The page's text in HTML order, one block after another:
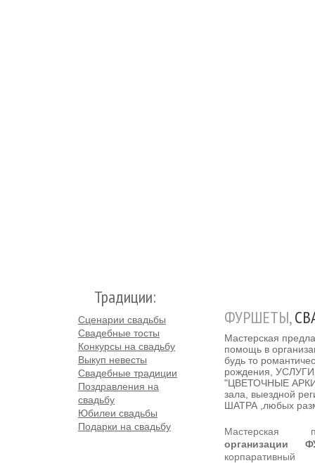
Традиции:
Сценарии свадьбы
Свадебные тосты
Конкурсы на свадьбу
Выкуп невесты
Свадебные традиции
Поздравления на
свадьбу
Юбилеи свадьбы
Подарки на свадьбу
ФУРШЕТЫ,
Мастерская
помощь в
будь то
рождения,
"ЦВЕТОЧНЫЕ
зала, выездной
ШАТРА ,любых
Мастерская
организации